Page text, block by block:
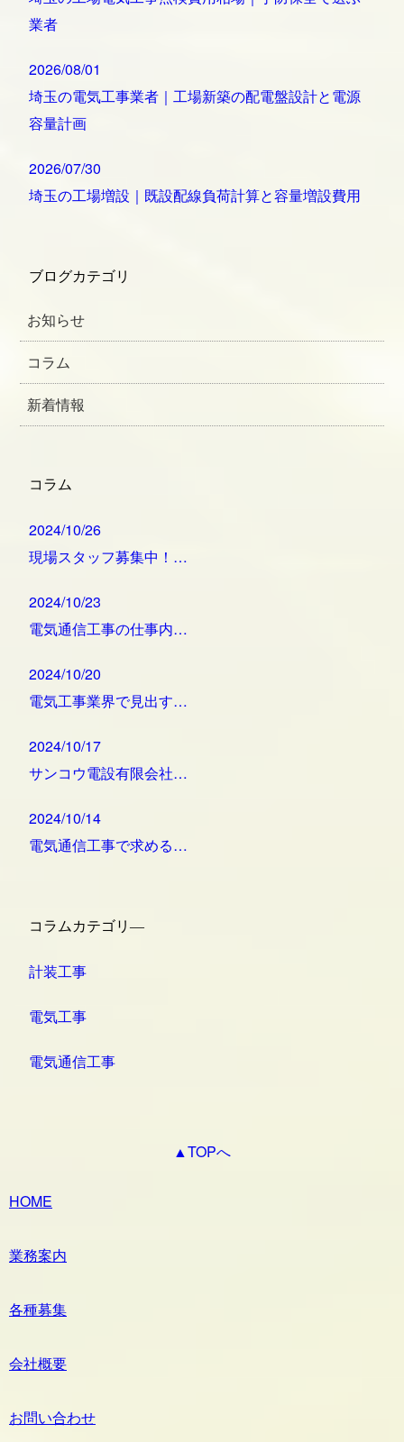
業者
2026/08/01
埼玉の電気工事業者｜工場新築の配電盤設計と電源
容量計画
2026/07/30
埼玉の工場増設｜既設配線負荷計算と容量増設費用
ブログカテゴリ
お知らせ
コラム
新着情報
コラム
2024/10/26
現場スタッフ募集中！…
2024/10/23
電気通信工事の仕事内…
2024/10/20
電気工事業界で見出す…
2024/10/17
サンコウ電設有限会社…
2024/10/14
電気通信工事で求める…
コラムカテゴリ―
計装工事
電気工事
電気通信工事
▲TOPへ
HOME
業務案内
各種募集
会社概要
お問い合わせ